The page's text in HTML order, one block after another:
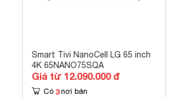
Smart Tivi NanoCell LG 65 inch
4K 65NANO75SQA
Giá từ 12.090.000 đ
Có 3 nơi bán